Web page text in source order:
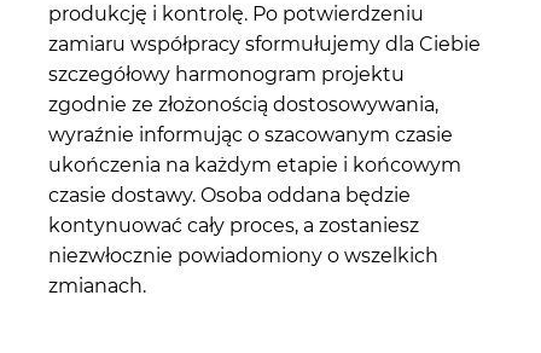
produkcję i kontrolę. Po potwierdzeniu
zamiaru współpracy sformułujemy dla Ciebie
szczegółowy harmonogram projektu
zgodnie ze złożonością dostosowywania,
wyraźnie informując o szacowanym czasie
ukończenia na każdym etapie i końcowym
czasie dostawy. Osoba oddana będzie
kontynuować cały proces, a zostaniesz
niezwłocznie powiadomiony o wszelkich
zmianach.